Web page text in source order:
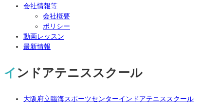
会社情報等
会社概要
ポリシー
動画レッスン
最新情報
インドアテニススクール
大阪府立臨海スポーツセンターインドアテニススクール